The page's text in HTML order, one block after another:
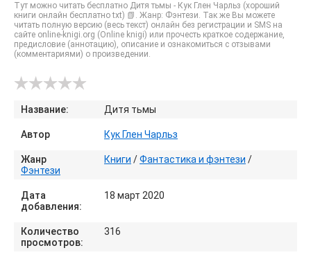
Тут можно читать бесплатно Дитя тьмы - Кук Глен Чарльз (хороший
книги онлайн бесплатно txt) 📗. Жанр: Фэнтези. Так же Вы можете
читать полную версию (весь текст) онлайн без регистрации и SMS на
сайте online-knigi.org (Online knigi) или прочесть краткое содержание,
предисловие (аннотацию), описание и ознакомиться с отзывами
(комментариями) о произведении.
Название: Дитя тьмы
Автор Кук Глен Чарльз
Жанр Книги /Фантастика и фэнтези /
Фэнтези
Дата
добавления:
18 март 2020
Количество
просмотров:
316